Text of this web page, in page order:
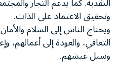
وتحقيق الاعتماد على الذات.
ويحتاج الناس إلى السلام
التعافي، والعودة إلى أعمالهم،
وسبل عيشهم.